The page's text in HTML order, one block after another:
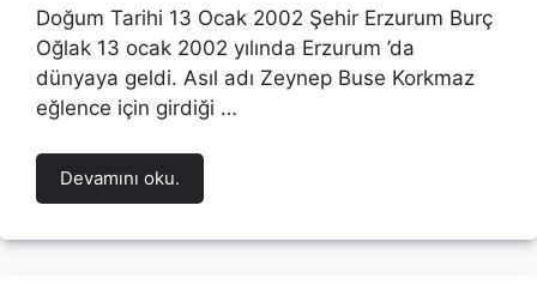
Doğum Tarihi 13 Ocak 2002 Şehir Erzurum Burç
Oğlak 13 ocak 2002 yılında Erzurum ’da
dünyaya geldi. Asıl adı Zeynep Buse Korkmaz
eğlence için girdiği …
Devamını oku.